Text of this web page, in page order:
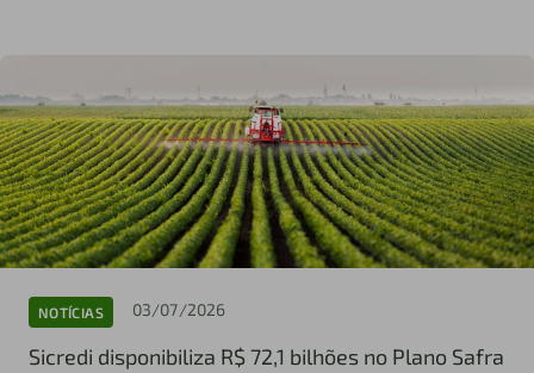
NOTÍCIAS 03/07/2026
Sicredi disponibiliza R$ 72,1 bilhões no Plano Safra